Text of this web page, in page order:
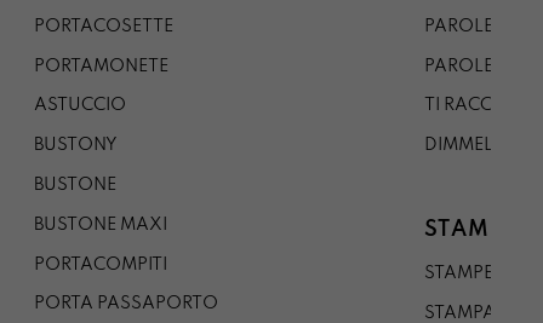
PORTACOSETTE
PORTAMONETE
ASTUCCIO
BUSTONY
BUSTONE
BUSTONE MAXI
PORTACOMPITI
PORTA PASSAPORTO
PAROLE DAL
PAROLE DA
TI
DIMMELO
STAMPE
STAMPE A5
STAMPA A3